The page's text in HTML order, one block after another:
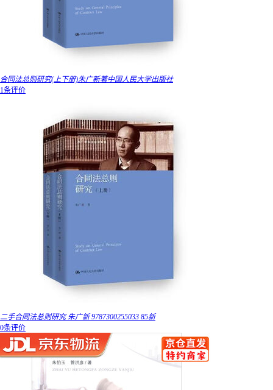
合同法总则研究(上下册)朱广新著中国人民大学出版社
1条评价
二手合同法总则研究 朱广新 9787300255033 85新
0条评价